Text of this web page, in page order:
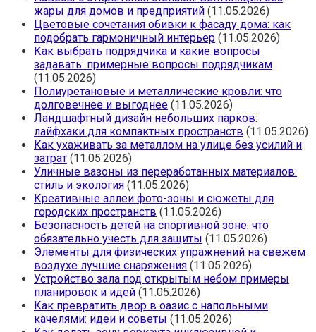
жары для домов и предприятий (11.05.2026)
Цветовые сочетания обивки к фасаду дома: как
подобрать гармоничный интерьер (11.05.2026)
Как выбрать подрядчика и какие вопросы
задавать: примерные вопросы подрядчикам
(11.05.2026)
Полиуретановые и металлические кровли: что
долговечнее и выгоднее (11.05.2026)
Ландшафтный дизайн небольших парков:
лайфхаки для компактных пространств (11.05.2026)
Как ухаживать за металлом на улице без усилий и
затрат (11.05.2026)
Уличные вазоны из переработанных материалов:
стиль и экология (11.05.2026)
Креативные аллеи фото-зоны и сюжеты для
городских пространств (11.05.2026)
Безопасность детей на спортивной зоне: что
обязательно учесть для защиты (11.05.2026)
Элементы для физических упражнений на свежем
воздухе лучшие снаряжения (11.05.2026)
Устройство зала под открытым небом примеры
планировок и идей (11.05.2026)
Как превратить двор в оазис с напольными
качелями: идеи и советы (11.05.2026)